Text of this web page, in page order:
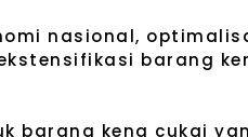
nasional,
barang
barang kena cukai